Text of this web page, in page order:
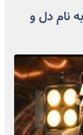
نام دل و